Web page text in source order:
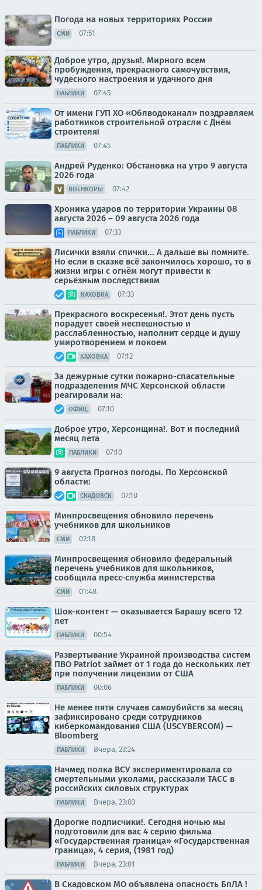
Погода на новых территориях России
СМИ 07:51
Доброе утро, друзья!. Мирного всем
пробуждения, прекрасного самочувствия,
чудесного настроения и удачного дня
ПАБЛИКИ 07:45
От имени ГУП ХО «Облводоканал» поздравляем
работников строительной отрасли с Днём
строителя!
ПАБЛИКИ 07:45
Андрей Руденко: Обстановка на утро 9 августа
2026 года
ВОЕНКОРЫ 07:42
Хроника ударов по территории Украины 08
августа 2026 – 09 августа 2026 года
ПАБЛИКИ 07:33
Лисички взяли спички... А дальше вы помните.
Но если в сказке всё закончилось хорошо, то в
жизни игры с огнём могут привести к
серьёзным последствиям
КАХОВКА 07:33
Прекрасного воскресенья!. Этот день пусть
порадует своей неспешностью и
расслабленностью, наполнит сердце и душу
умиротворением и покоем
КАХОВКА 07:12
За дежурные сутки пожарно-спасательные
подразделения МЧС Херсонской области
реагировали на:
ОФИЦ. 07:10
Доброе утро, Херсонщина!. Вот и последний
месяц лета
ПАБЛИКИ 07:10
9 августа Прогноз погоды. По Херсонской
области:
СКАДОВСК 07:10
Минпросвещения обновило перечень
учебников для школьников
СМИ 02:18
Минпросвещения обновило федеральный
перечень учебников для школьников,
сообщила пресс-служба министерства
СМИ 01:48
Шок-контент — оказывается Барашу всего 12
лет
ПАБЛИКИ 00:54
Развертывание Украиной производства систем
ПВО Patriot займет от 1 года до нескольких лет
при получении лицензии от США
ПАБЛИКИ 00:06
Не менее пяти случаев самоубийств за месяц
зафиксировано среди сотрудников
киберкомандования США (USCYBERCOM) —
Bloomberg
ПАБЛИКИ Вчера, 23:24
Начмед полка ВСУ экспериментировала со
смертельными уколами, рассказали ТАСС в
российских силовых структурах
ПАБЛИКИ Вчера, 23:03
Дорогие подписчики!. Сегодня ночью мы
подготовили для вас 4 серию фильма
«Государственная граница» «Государственная
граница», 4 серия, (1981 год)
ПАБЛИКИ Вчера, 23:01
В Скадовском МО объявлена опасность БпЛА !